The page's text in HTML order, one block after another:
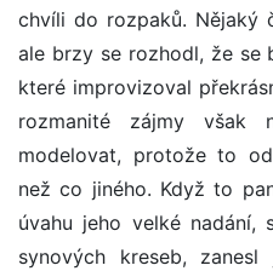
chvíli do rozpaků. Nějaký
ale brzy se rozhodl, že se
které improvizoval
rozmanité zájmy však
modelovat, protože to
než co jiného. Když to
úvahu jeho velké nadání,
synových kreseb,